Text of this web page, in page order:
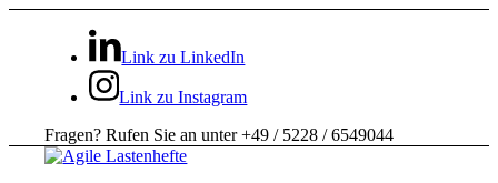
Link zu LinkedIn
Link zu Instagram
Fragen? Rufen Sie an unter +49 / 5228 / 6549044